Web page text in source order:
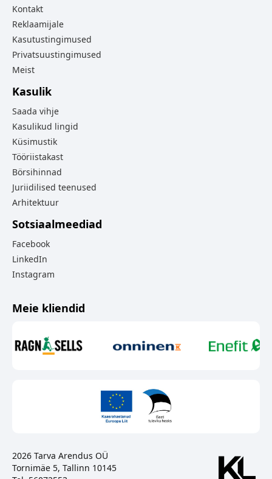
Kontakt
Reklaamijale
Kasutustingimused
Privatsuustingimused
Meist
Kasulik
Saada vihje
Kasulikud lingid
Küsimustik
Tööriistakast
Börsihinnad
Juriidilised teenused
Arhitektuur
Sotsiaalmeediad
Facebook
LinkedIn
Instagram
Meie kliendid
2026 Tarva Arendus OÜ
Tornimäe 5, Tallinn 10145